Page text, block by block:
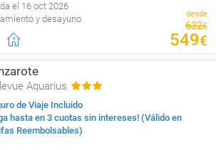
el 16 oct 2026
y desayuno
desde
632€
549€
Aquarius
de Viaje Incluido
hasta en 3 cuotas sin intereses! (Válido en
Reembolsables)